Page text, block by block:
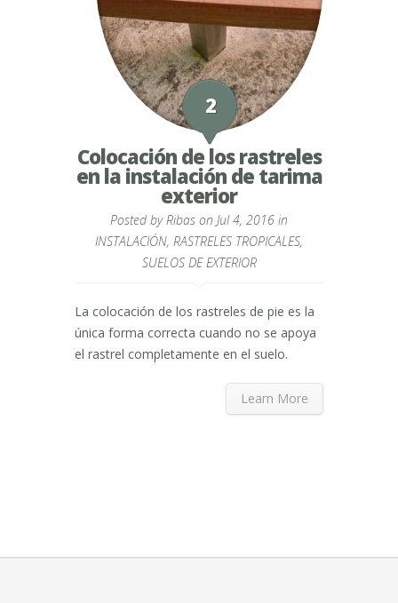
2
Colocación de los rastreles
en la instalación de tarima
exterior
Posted by Ribas on Jul 4, 2016 in
INSTALACIÓN, RASTRELES TROPICALES,
SUELOS DE EXTERIOR
La colocación de los rastreles de pie es la
única forma correcta cuando no se apoya
el rastrel completamente en el suelo.
Learn More